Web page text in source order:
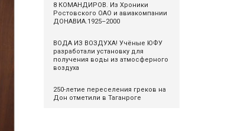
8 КОМАНДИРОВ. Из Хроники
Ростовского ОАО и авиакомпании
ДОНАВИА.1925–2000
ВОДА ИЗ ВОЗДУХА! Учёные ЮФУ
разработали установку для
получения воды из атмосферного
воздуха
250-летие переселения греков на
Дон отметили в Таганроге